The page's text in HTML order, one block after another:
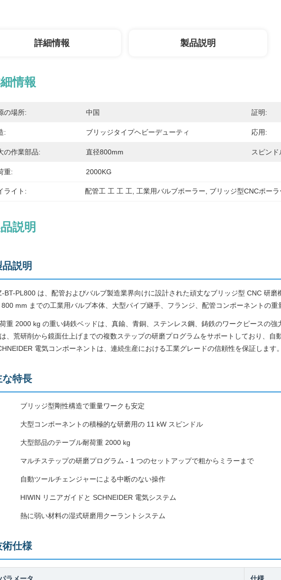
詳細情報 製品説明
情報
の場所: 中国 証明:
: ブリッジタイプヘビーデューティ 応用:
の作業部品: 直径800mm スピン
重: 2000KG
ライト: 配管工 工 工 工 工業用バルブポーラー ブリッジ型CNCポーラ
説明
品説明
BT-PL800 は、配管およびバルブ製造業界向けに設計された頑丈なブリッジ型 CNC 研
800 mm までの工業用バルブ本体、大型パイプ継手、フランジ、配管コンポーネントの重
重 2000 kg の重い鋳鉄ベッドは、真鍮、青銅、ステンレス鋼、鋳鉄のワークピースの
、荒研削から鏡面仕上げまでの複数ステップの研磨プログラムをサポートしており、
電気コンポーネントは、連続生産における工業グレードの信頼性を保証します。
な特長
ブリッジ型剛性構造で重量ワークも安定
大型コンポーネントの積極的な研磨用の 11 kW スピンドル
大型部品のテーブル耐荷重 2000 kg
マルチステップの研磨プログラム - 1 つのセットアップで粗からミラーまで
自動ツールチェンジャーによる中断のない操作
HIWIN リニアガイドと SCHNEIDER 電気システム
熱に弱い材料の湿式研磨用クーラントシステム
術仕様